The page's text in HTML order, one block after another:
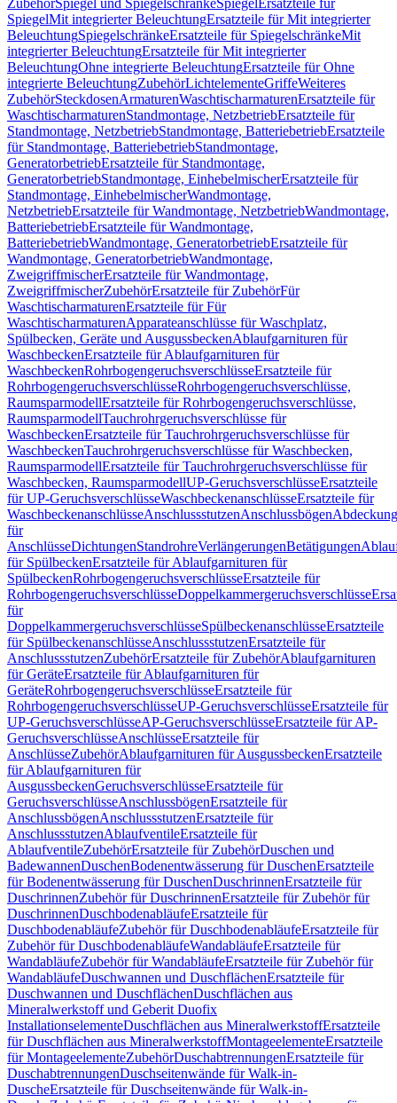
ZubehörSpiegel und SpiegelschränkeSpiegel Ersatzteile für
SpiegelMit integrierter BeleuchtungErsatzteile für Mit integrierter
BeleuchtungSpiegelschränkeErsatzteile für SpiegelschränkeMit
integrierter BeleuchtungErsatzteile für Mit integrierter
BeleuchtungOhne integrierte BeleuchtungErsatzteile für Ohne
integrierte BeleuchtungZubehörLichtelementeGriffeWeiteres
ZubehörSteckdosenArmaturenWaschtischarmaturenErsatzteile für
WaschtischarmaturenStandmontage, NetzbetriebErsatzteile für
Standmontage, NetzbetriebStandmontage, BatteriebetriebErsatzteile
für Standmontage, BatteriebetriebStandmontage,
GeneratorbetriebErsatzteile für Standmontage,
GeneratorbetriebStandmontage, EinhebelmischerErsatzteile für
Standmontage, EinhebelmischerWandmontage,
NetzbetriebErsatzteile für Wandmontage, NetzbetriebWandmontage,
BatteriebetriebErsatzteile für Wandmontage,
BatteriebetriebWandmontage, GeneratorbetriebErsatzteile für
Wandmontage, GeneratorbetriebWandmontage,
ZweigriffmischerErsatzteile für Wandmontage,
ZweigriffmischerZubehörErsatzteile für ZubehörFür
WaschtischarmaturenErsatzteile für Für
WaschtischarmaturenApparateanschlüsse für Waschplatz,
Spülbecken, Geräte und AusgussbeckenAblaufgarnituren für
WaschbeckenErsatzteile für Ablaufgarnituren für
WaschbeckenRohrbogengeruchsverschlüsseErsatzteile für
RohrbogengeruchsverschlüsseRohrbogengeruchsverschlüsse,
RaumsparmodellErsatzteile für Rohrbogengeruchsverschlüsse,
RaumsparmodellTauchrohrgeruchsverschlüsse für
WaschbeckenErsatzteile für Tauchrohrgeruchsverschlüsse für
WaschbeckenTauchrohrgeruchsverschlüsse für Waschbecken,
RaumsparmodellErsatzteile für Tauchrohrgeruchsverschlüsse für
Waschbecken, RaumsparmodellUP-GeruchsverschlüsseErsatzteile
für UP-GeruchsverschlüsseWaschbeckenanschlüsseErsatzteile für
WaschbeckenanschlüsseAnschlussstutzenAnschlussbögen
für
AnschlüsseDichtungenStandrohreVerlängerungenBetätigungen
für SpülbeckenErsatzteile für Ablaufgarnituren für
SpülbeckenRohrbogengeruchsverschlüsseErsatzteile für
RohrbogengeruchsverschlüsseDoppelkammergeruchsverschlüsse
für
DoppelkammergeruchsverschlüsseSpülbeckenanschlüsseErsatzteile
für SpülbeckenanschlüsseAnschlussstutzenErsatzteile für
AnschlussstutzenZubehörErsatzteile für ZubehörAblaufgarnituren
für GeräteErsatzteile für Ablaufgarnituren für
GeräteRohrbogengeruchsverschlüsseErsatzteile für
RohrbogengeruchsverschlüsseUP-GeruchsverschlüsseErsatzteile für
UP-GeruchsverschlüsseAP-GeruchsverschlüsseErsatzteile für AP-
GeruchsverschlüsseAnschlüsseErsatzteile für
AnschlüsseZubehörAblaufgarnituren für AusgussbeckenErsatzteile
für Ablaufgarnituren für
AusgussbeckenGeruchsverschlüsseErsatzteile für
GeruchsverschlüsseAnschlussbögenErsatzteile für
AnschlussbögenAnschlussstutzenErsatzteile für
AnschlussstutzenAblaufventileErsatzteile für
AblaufventileZubehörErsatzteile für ZubehörDuschen und
BadewannenDuschenBodenentwässerung für DuschenErsatzteile
für Bodenentwässerung für DuschenDuschrinnenErsatzteile für
DuschrinnenZubehör für DuschrinnenErsatzteile für Zubehör für
DuschrinnenDuschbodenabläufeErsatzteile für
DuschbodenabläufeZubehör für DuschbodenabläufeErsatzteile für
Zubehör für DuschbodenabläufeWandabläufeErsatzteile für
WandabläufeZubehör für WandabläufeErsatzteile für Zubehör für
WandabläufeDuschwannen und DuschflächenErsatzteile für
Duschwannen und DuschflächenDuschflächen aus
Mineralwerkstoff und Geberit Duofix
InstallationselementeDuschflächen aus MineralwerkstoffErsatzteile
für Duschflächen aus MineralwerkstoffMontageelementeErsatzteile
für MontageelementeZubehörDuschabtrennungenErsatzteile für
DuschabtrennungenDuschseitenwände für Walk-in-
DuscheErsatzteile für Duschseitenwände für Walk-in-